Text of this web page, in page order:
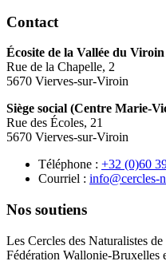
Contact
Écosite de la Vallée du Viroin
Rue de la Chapelle, 2
5670 Vierves-sur-Viroin
Siège social (Centre Marie-
Rue des Écoles, 21
5670 Vierves-sur-Viroin
Téléphone : 87 89 93
Courriel :
Nos soutiens
Les Cercles des Naturalistes
Fédération Wallonie-Bruxelles